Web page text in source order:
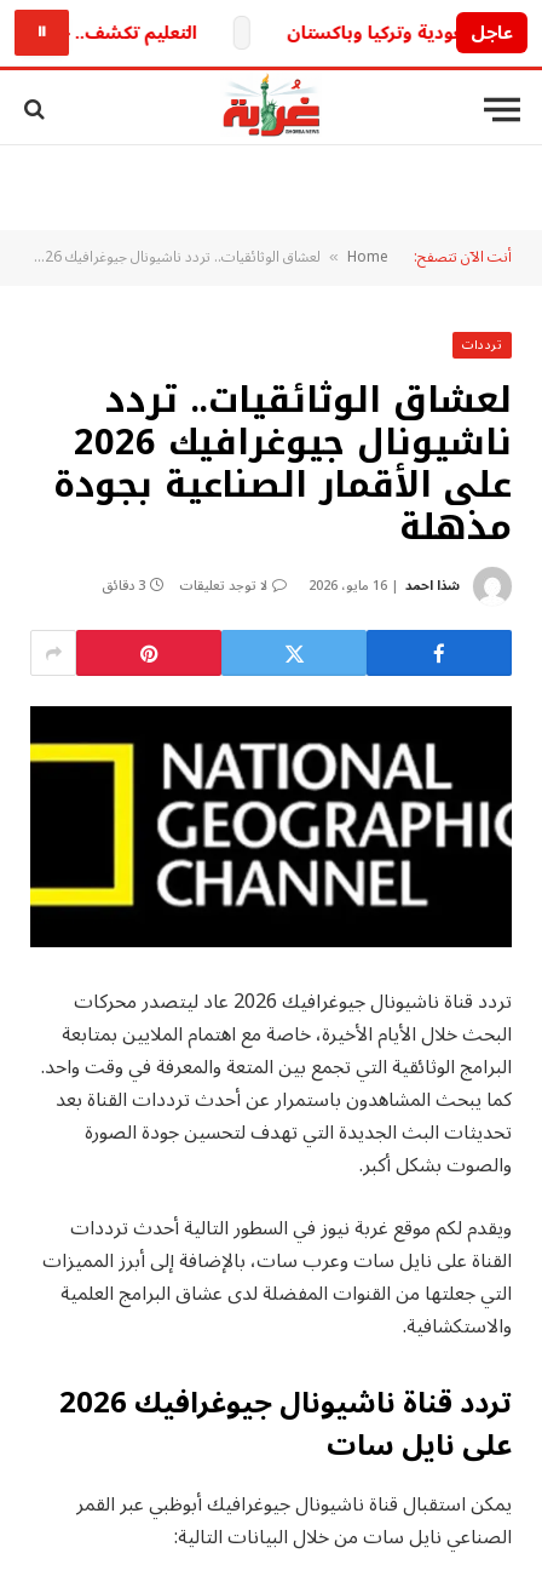
عاجل التعليم تكشف.. حقيقة تأجيل الدراسة 2026-2027 والموعد الرسمي
⏸
أنت الآن تتصفح: Home
» لعشاق الوثائقيات.. تردد ناشيونال جيوغرافيك 2026 على الأقمار الصناعية بجودة مذهلة
ترددات
لعشاق الوثائقيات.. تردد
ناشيونال جيوغرافيك 2026
على الأقمار الصناعية بجودة
مذهلة
شذا احمد 16 مايو، 2026 لا توجد تعليقات 3 دقائق
تردد قناة ناشيونال جيوغرافيك 2026 عاد ليتصدر محركات
البحث خلال الأيام الأخيرة، خاصة مع اهتمام الملايين بمتابعة
البرامج الوثائقية التي تجمع بين المتعة والمعرفة في وقت واحد.
كما يبحث المشاهدون باستمرار عن أحدث ترددات القناة بعد
تحديثات البث الجديدة التي تهدف لتحسين جودة الصورة
والصوت بشكل أكبر.
ويقدم لكم موقع غربة نيوز في السطور التالية أحدث ترددات
القناة على نايل سات وعرب سات، بالإضافة إلى أبرز المميزات
التي جعلتها من القنوات المفضلة لدى عشاق البرامج العلمية
والاستكشافية.
تردد قناة ناشيونال جيوغرافيك 2026
على نايل سات
يمكن استقبال قناة ناشيونال جيوغرافيك أبوظبي عبر القمر
الصناعي نايل سات من خلال البيانات التالية: